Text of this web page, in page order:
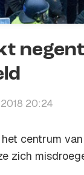
20:24
centrum
zich